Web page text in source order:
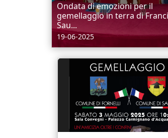
Ondata di emozioni per il
gemellaggio in terra di
Sau...
19-06-2025